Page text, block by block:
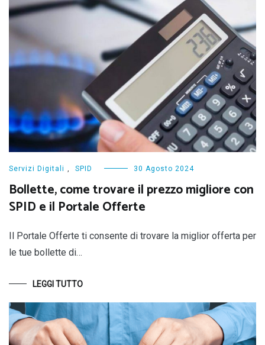
Servizi Digitali , SPID 30 Agosto 2024
Bollette, come trovare il prezzo migliore con
SPID e il Portale Offerte
Il Portale Offerte ti consente di trovare la miglior offerta per
le tue bollette di…
LEGGI TUTTO